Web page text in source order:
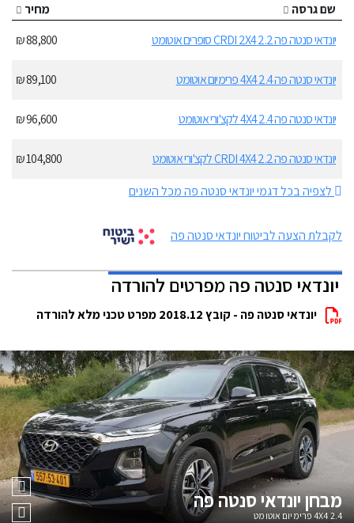
שם גרסה
מחיר
יונדאי סנטה פה 2.2 CRDI 2X4 סופרים אוטומט
88,800 ₪
יונדאי סנטה פה 2.4 4X4 פרימיום אוטומט 89,100 ₪
יונדאי סנטה פה 2.4 4X4 לקצ'ורי אוטומט 96,600 ₪
יונדאי סנטה פה 2.2 CRDI 4X4 לקצ'ורי אוטומט
104,800 ₪
לצפיה בכל דגמי יונדאי סנטה פה מכל השנים
לקבלת הצעה לביטוח יונדאי סנטה פה
יונדאי סנטה פה מפרטים להורדה
יונדאי סנטה פה - קובץ 2018.12 מפרט טכני מלא להורדה
מבחןיונדאי סנטה פה
2.4 4X4 פרימיום אוטומט